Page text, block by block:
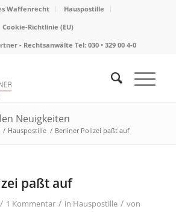
Waffenrecht
Hauspostille
Cookie-Richtlinie (EU)
- Rechtsanwälte Tel: 030 • 329 00 4-0
Neuigkeiten
/ Hauspostille / Berliner Polizei paßt auf
paßt auf
/ 1 Kommentar / in Hauspostille / von